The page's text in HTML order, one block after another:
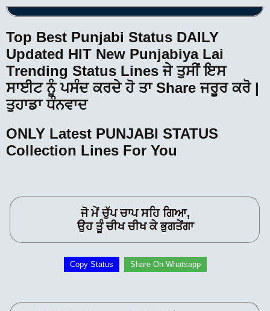
Top Best Punjabi Status DAILY
Updated HIT New Punjabiya Lai
Trending Status Lines ਜੇ ਤੁਸੀਂ ਇਸ
ਸਾਈਟ ਨੂੰ ਪਸੰਦ ਕਰਦੇ ਹੋ ਤਾ Share ਜਰੂਰ ਕਰੋ |
ਤੁਹਾਡਾ ਧੰਨਵਾਦ
ONLY Latest PUNJABI STATUS
Collection Lines For You
ਜੋ ਮੇਂ ਚੁੱਪ ਚਾਪ ਸਹਿ ਗਿਆ,
ਉਹ ਤੂੰ ਚੀਖ ਚੀਖ ਕੇ ਭੁਗਤੇਂਗਾ
Copy Status Share On Whatsapp